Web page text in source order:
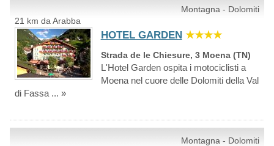
Montagna - Dolomiti
21 km da Arabba
HOTEL GARDEN ★★★★
Strada de le Chiesure, 3 Moena (TN)
L'Hotel Garden ospita i motociclisti a
Moena nel cuore delle Dolomiti della Val
di Fassa ... »
Montagna - Dolomiti